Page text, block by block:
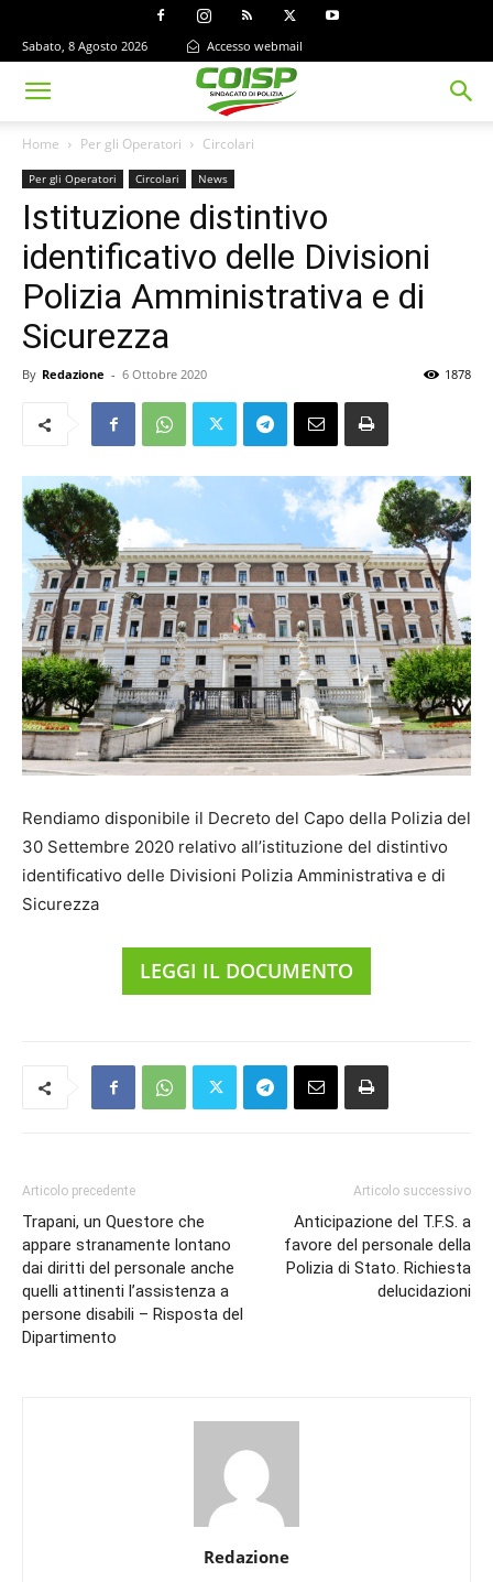
Sabato, 8 Agosto 2026 Accesso webmail
Home Per gli Operatori Circolari
Per gli Operatori Circolari News
Istituzione distintivo
identificativo delle Divisioni
Polizia Amministrativa e di
Sicurezza
By Redazione - 6 Ottobre 2020 1878
Rendiamo disponibile il Decreto del Capo della Polizia del
30 Settembre 2020 relativo all’istituzione del distintivo
identificativo delle Divisioni Polizia Amministrativa e di
Sicurezza
LEGGI IL DOCUMENTO
Articolo precedente
Trapani, un Questore che
appare stranamente lontano
dai diritti del personale anche
quelli attinenti l’assistenza a
persone disabili – Risposta del
Dipartimento
Articolo successivo
Anticipazione del T.F.S. a
favore del personale della
Polizia di Stato. Richiesta
delucidazioni
Redazione